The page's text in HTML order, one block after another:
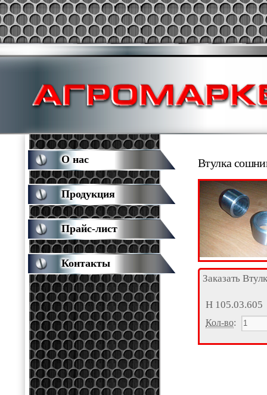
Втулка
Заказать
Н 105.03.605
Кол-во:
О нас
Продукция
Прайс-лист
Контакты